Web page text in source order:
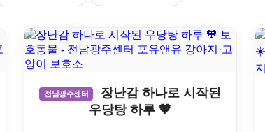
전남광주센터
장난감 하나로 시작된
우당탕 하루 🧡